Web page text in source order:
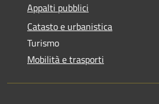
Appalti pubblici
Catasto e urbanistica
Turismo
Mobilità e trasporti